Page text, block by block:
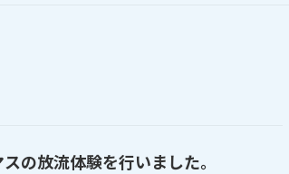
の放流体験を行いました。